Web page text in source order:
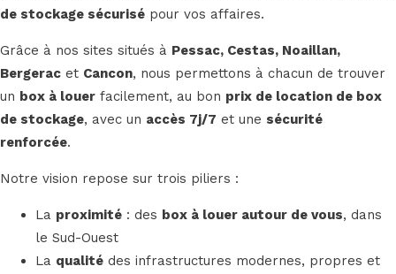
de stockage sécurisé pour vos affaires.
Grâce à nos sites situés à Pessac, Cestas, Noaillan,
Bergerac et Cancon, nous permettons à chacun de trouver
un box à louer facilement, au bon prix de location de box
de stockage, avec un accès 7j/7 et une sécurité
renforcée.
Notre vision repose sur trois piliers :
La proximité : des box à louer autour de vous, dans
le Sud-Ouest
La qualité des infrastructures modernes, propres et